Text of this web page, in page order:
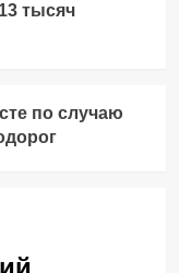
тысяч
по случаю